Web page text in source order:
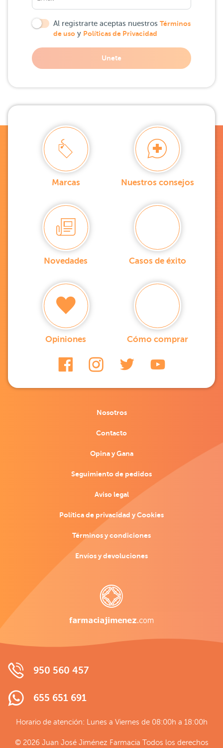
Al registrarte aceptas nuestros Términos
de uso y Políticas de Privacidad
Unete
Marcas Nuestros consejos
Novedades Casos de éxito
Opiniones Cómo comprar
Nosotros
Contacto
Opina y Gana
Seguimiento de pedidos
Aviso legal
Política de privacidad y Cookies
Términos y condiciones
Envíos y devoluciones
950 560 457
655 651 691
Horario de atención: Lunes a Viernes de 08:00h a 18:00h
© 2026 Juan José Jiménez Farmacia Todos los derechos